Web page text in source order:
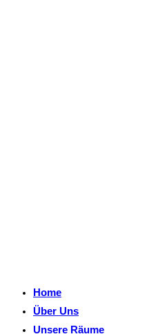
Home
Über Uns
Unsere Räume